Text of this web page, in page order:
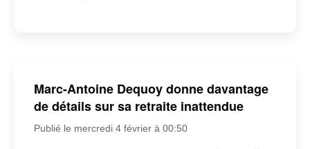
Marc-Antoine Dequoy donne davantage
de détails sur sa retraite inattendue
Publié le mercredi 4 février à 00:50